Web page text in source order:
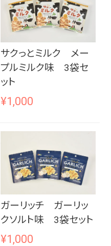
サクっとミルク メー
プルミルク味 3袋セ
ット
¥1,000
ガーリッチ ガーリッ
クソルト味 3袋セット
¥1,000